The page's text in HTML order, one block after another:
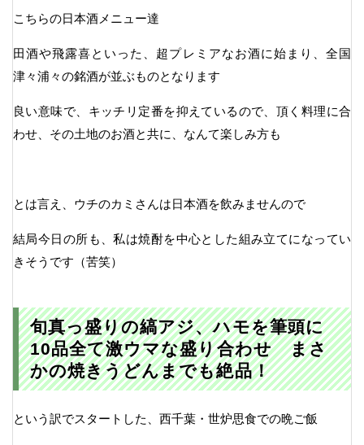
こちらの日本酒メニュー達
田酒や飛露喜といった、超プレミアなお酒に始まり、全国
津々浦々の銘酒が並ぶものとなります
良い意味で、キッチリ定番を抑えているので、頂く料理に合
わせ、その土地のお酒と共に、なんて楽しみ方も
とは言え、ウチのカミさんは日本酒を飲みませんので
結局今日の所も、私は焼酎を中心とした組み立てになってい
きそうです（苦笑）
旬真っ盛りの縞アジ、ハモを筆頭に
10品全て激ウマな盛り合わせ まさ
かの焼きうどんまでも絶品！
という訳でスタートした、西千葉・世炉思食での晩ご飯